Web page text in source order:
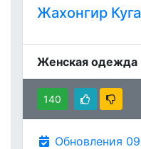
Жахонгир
Женская одежда
140
Обновления